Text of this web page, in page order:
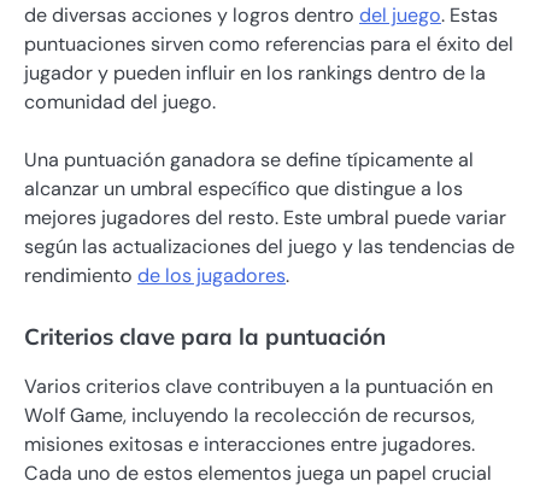
de diversas acciones y logros dentro del juego. Estas
puntuaciones sirven como referencias para el éxito del
jugador y pueden influir en los rankings dentro de la
comunidad del juego.
Una puntuación ganadora se define típicamente al
alcanzar un umbral específico que distingue a los
mejores jugadores del resto. Este umbral puede variar
según las actualizaciones del juego y las tendencias de
rendimiento de los jugadores.
Criterios clave para la puntuación
Varios criterios clave contribuyen a la puntuación en
Wolf Game, incluyendo la recolección de recursos,
misiones exitosas e interacciones entre jugadores.
Cada uno de estos elementos juega un papel crucial